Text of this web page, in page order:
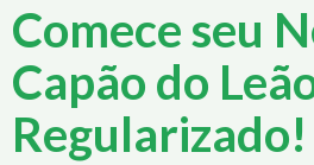
Comece seu
Capão do
Regularizado!